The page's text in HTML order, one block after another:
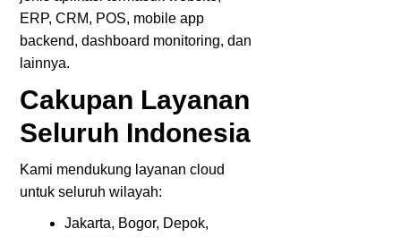
ERP, CRM, POS, mobile app
backend, dashboard monitoring, dan
lainnya.
Cakupan Layanan
Seluruh Indonesia
Kami mendukung layanan cloud
untuk seluruh wilayah:
Jakarta, Bogor, Depok,